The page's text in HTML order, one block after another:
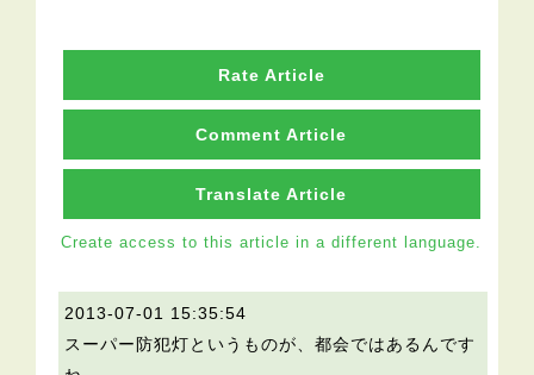
Rate Article
Comment Article
Translate Article
Create access to this article in a different language.
2013-07-01 15:35:54
スーパー防犯灯というものが、都会ではあるんです